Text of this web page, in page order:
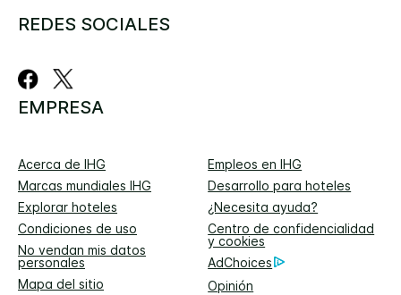
REDES SOCIALES
EMPRESA
Acerca de IHG
Empleos en IHG
Marcas mundiales IHG
Desarrollo para hoteles
Explorar hoteles
¿Necesita ayuda?
Condiciones de uso
Centro de confidencialidad
y cookies
No vendan mis datos
personales
AdChoices
Mapa del sitio
Opinión